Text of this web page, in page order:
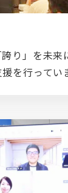
り」を未来
を行ってい
ンロード